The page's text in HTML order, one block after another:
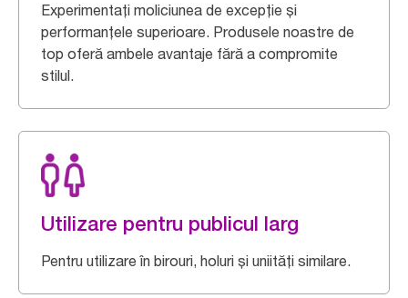
Experimentați moliciunea de excepție și
performanțele superioare. Produsele noastre de
top oferă ambele avantaje fără a compromite
stilul.
Utilizare pentru publicul larg
Pentru utilizare în birouri, holuri și uniități similare.